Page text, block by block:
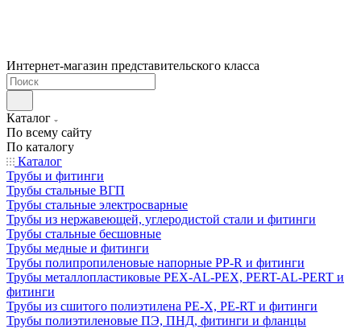
Интернет-магазин представительского класса
Каталог
По всему сайту
По каталогу
Каталог
Трубы и фитинги
Трубы стальные ВГП
Трубы стальные электросварные
Трубы из нержавеющей, углеродистой стали и фитинги
Трубы стальные бесшовные
Трубы медные и фитинги
Трубы полипропиленовые напорные PP-R и фитинги
Трубы металлопластиковые PEX-AL-PEX, PERT-AL-PERT и
фитинги
Трубы из сшитого полиэтилена PE-X, PE-RT и фитинги
Трубы полиэтиленовые ПЭ, ПНД, фитинги и фланцы